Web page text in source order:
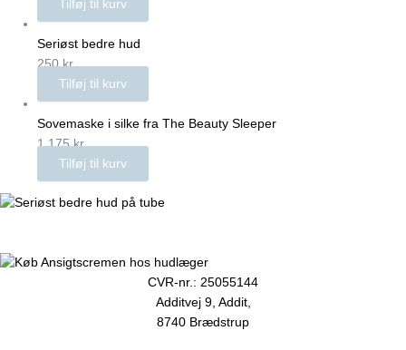
Tilføj til kurv
Seriøst bedre hud
250kr.
Tilføj til kurv
Sovemaske i silke fra The Beauty Sleeper
1.175kr.
Tilføj til kurv
CVR-nr.: 25055144
Additvej 9, Addit,
8740 Brædstrup